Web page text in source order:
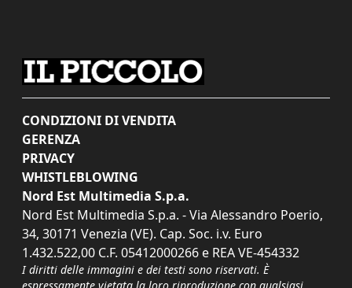
CONDIZIONI DI VENDITA
GERENZA
PRIVACY
WHISTLEBLOWING
Nord Est Multimedia S.p.a.
Nord Est Multimedia S.p.a. - Via Alessandro Poerio,
34, 30171 Venezia (VE). Cap. Soc. i.v. Euro
1.432.522,00 C.F. 05412000266 e REA VE-454332
I diritti delle immagini e dei testi sono riservati. È